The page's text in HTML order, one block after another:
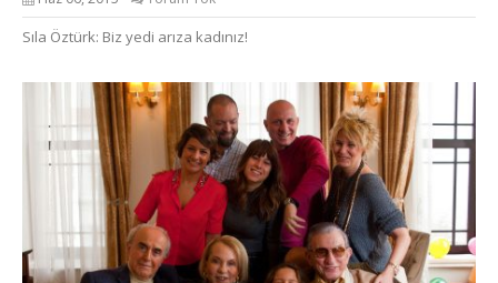
Sıla Öztürk: Biz yedi arıza kadınız!